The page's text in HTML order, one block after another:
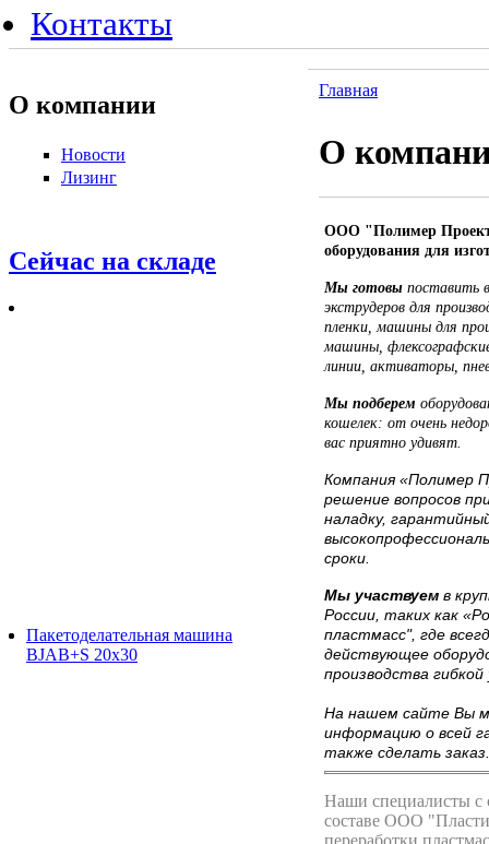
Контакты
О компании
Новости
Лизинг
Сейчас на складе
Пакетоделательная машина
BJAB+S 20x30
Главная
О
ООО "Полимер
оборудования для
Мы готовы поставить
экструдеров для
пленки, машины для
машины,
линии, активаторы,
Мы подберем
кошелек: от очень
вас приятно удивят.
Компания «Полимер
решение вопросов
наладку,
сроки.
Мы участвуем в
России, таких как
пластмасс", где
действующее
производства
На нашем сайте Вы
информацию о всей
также сделать заказ.
Наши специалисты с
составе ООО
переработки